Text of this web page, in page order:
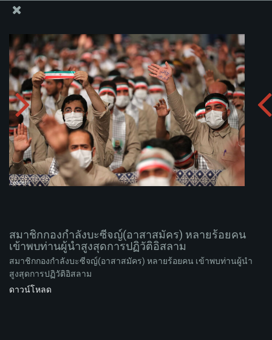
สมาชิกกองกำลังบะซีจญ์(อาสาสมัคร) หลายร้อยคน เข้า
พบท่านผู้นำสูงสุดการปฏิวัติอิสลาม
อัพโหลดอัลบั่ม:
สมาชิกกองกำลังบะซีจญ์(อาสาสมัคร) หลายร้อยคน
เข้าพบท่านผู้นำสูงสุดการปฏิวัติอิสลาม
สมาชิกกองกำลังบะซีจญ์(อาสาสมัคร) หลายร้อยคน เข้าพบท่านผู้นำ
สูงสุดการปฏิวัติอิสลาม
ดาวน์โหลด